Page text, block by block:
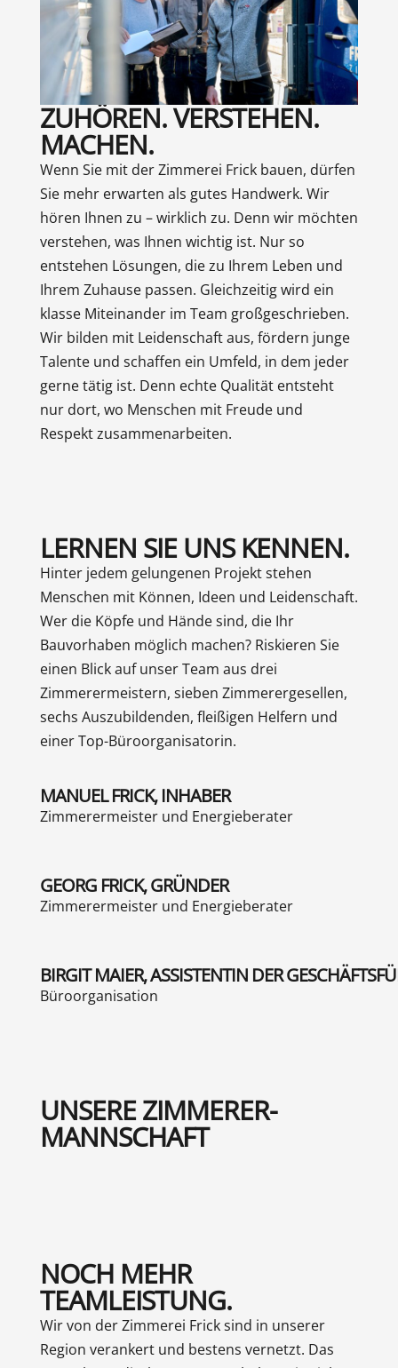
ZUHÖREN. VERSTEHEN.
MACHEN.
Wenn Sie mit der Zimmerei Frick bauen, dürfen
Sie mehr erwarten als gutes Handwerk. Wir
hören Ihnen zu – wirklich zu. Denn wir möchten
verstehen, was Ihnen wichtig ist. Nur so
entstehen Lösungen, die zu Ihrem Leben und
Ihrem Zuhause passen. Gleichzeitig wird ein
klasse Miteinander im Team großgeschrieben.
Wir bilden mit Leidenschaft aus, fördern junge
Talente und schaffen ein Umfeld, in dem jeder
gerne tätig ist. Denn echte Qualität entsteht
nur dort, wo Menschen mit Freude und
Respekt zusammenarbeiten.
LERNEN SIE UNS KENNEN.
Hinter jedem gelungenen Projekt stehen
Menschen mit Können, Ideen und Leidenschaft.
Wer die Köpfe und Hände sind, die Ihr
Bauvorhaben möglich machen? Riskieren Sie
einen Blick auf unser Team aus drei
Zimmerermeistern, sieben Zimmerergesellen,
sechs Auszubildenden, fleißigen Helfern und
einer Top-Büroorganisatorin.
MANUEL FRICK, INHABER
Zimmerermeister und Energieberater
GEORG FRICK, GRÜNDER
Zimmerermeister und Energieberater
BIRGIT MAIER, ASSISTENTIN DER
Büroorganisation
UNSERE ZIMMERER-
MANNSCHAFT
NOCH MEHR
TEAMLEISTUNG.
Wir von der Zimmerei Frick sind in unserer
Region verankert und bestens vernetzt. Das